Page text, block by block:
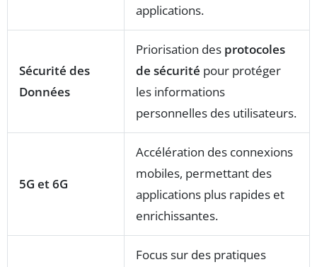
applications.
Sécurité des
Données
Priorisation des protocoles
de sécurité pour protéger
les informations
personnelles des utilisateurs.
5G et 6G
Accélération des connexions
mobiles, permettant des
applications plus rapides et
enrichissantes.
Focus sur des pratiques